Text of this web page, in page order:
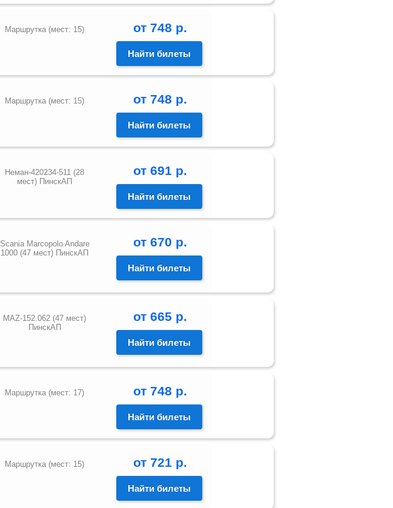
Маршрутка (мест: 15) от 748 р.
Найти билеты
Маршрутка (мест: 15) от 748 р.
Найти билеты
Неман-420234-511 (28
мест) ПинскАП
от 691 р.
Найти билеты
Scania Marcopolo Andare
1000 (47 мест) ПинскАП
от 670 р.
Найти билеты
MAZ-152.062 (47 мест)
ПинскАП
от 665 р.
Найти билеты
Маршрутка (мест: 17) от 748 р.
Найти билеты
Маршрутка (мест: 15) от 721 р.
Найти билеты